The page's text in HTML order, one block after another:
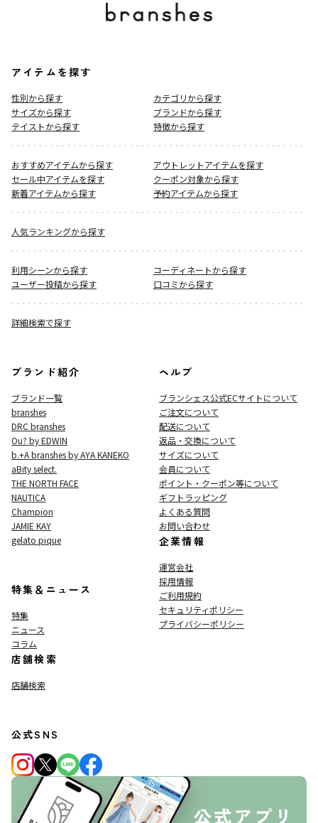
アイテムを探す
性別から探す
カテゴリから探す
サイズから探す
ブランドから探す
テイストから探す
特徴から探す
おすすめアイテムから探す
アウトレットアイテムを探す
セール中アイテムを探す
クーポン対象から探す
新着アイテムから探す
予約アイテムから探す
人気ランキングから探す
利用シーンから探す
コーディネートから探す
ユーザー投稿から探す
口コミから探す
詳細検索で探す
ブランド紹介
ブランド一覧
branshes
DRC branshes
Ou? by EDWIN
b.+A branshes by AYA KANEKO
aBity select.
THE NORTH FACE
NAUTICA
Champion
JAMIE KAY
gelato pique
特集＆ニュース
特集
ニュース
コラム
店舗検索
店舗検索
ヘルプ
ブランシェス公式ECサイトについて
ご注文について
配送について
返品・交換について
サイズについて
会員について
ポイント・クーポン等について
ギフトラッピング
よくある質問
お問い合わせ
企業情報
運営会社
採用情報
ご利用規約
セキュリティポリシー
プライバシーポリシー
公式SNS